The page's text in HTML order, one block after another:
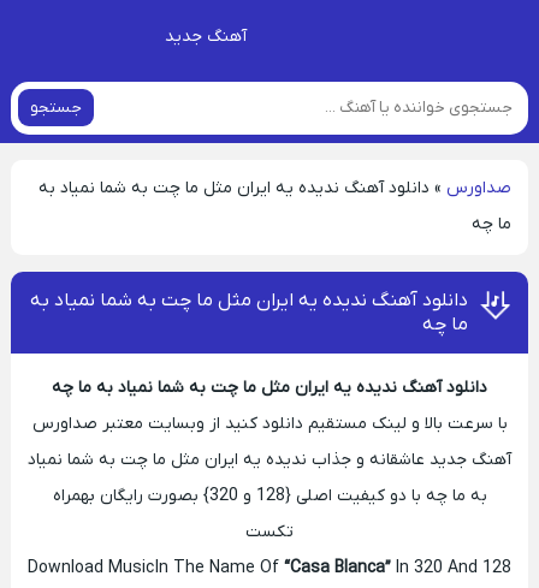
آهنگ جدید
جستجو
صداورس » دانلود آهنگ ندیده یه ایران مثل ما چت به شما نمیاد به
ما چه
دانلود آهنگ ندیده یه ایران مثل ما چت به شما نمیاد به
ما چه
دانلود آهنگ ندیده یه ایران مثل ما چت به شما نمیاد به ما چه
با سرعت بالا و لینک مستقیم دانلود کنید از وبسایت معتبر صداورس
آهنگ جدید عاشقانه و جذاب ندیده یه ایران مثل ما چت به شما نمیاد
به ما چه با دو کیفیت اصلی {128 و 320} بصورت رایگان بهمراه
تکست
Download Music In The Name Of “Casa Blanca” In 320 And 128